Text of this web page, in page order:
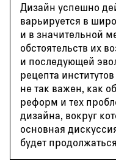
Дизайн успешно
варьируется в
и в значительной
обстоятельств их
и последующей
рецепта
не так важен, как
реформ и тех
дизайна, вокруг
основная
будет